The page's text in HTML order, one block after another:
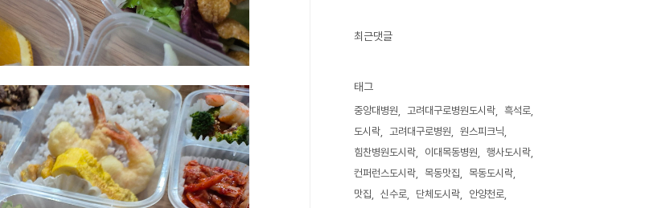
최근댓글
태그
중앙대병원 고려대구로병원도시락
흑석로
도시락
고려대구로병원
원스피크닉
힘찬병원도시락
이대목동병원
행사도시락
컨퍼런스도시락
목동맛집
목동도시락
맛집
신수로 단체도시락
안양천로